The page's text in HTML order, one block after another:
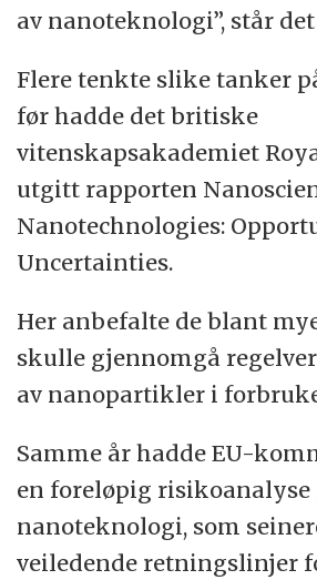
av nanoteknologi”, står det
Flere tenkte slike tanker
før hadde det britiske
vitenskapsakademiet
utgitt rapporten
Nanotechnologies:
Uncertainties.
Her anbefalte de blant
skulle gjennomgå
av nanopartikler i
Samme år hadde EU-
en foreløpig risikoanalyse
nanoteknologi, som
veiledende retningslinjer